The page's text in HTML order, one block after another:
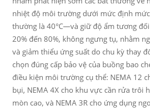
nhiệt độ môi trường dưới mức định
thường là 40°C—và giữ độ ẩm tương
20% đến 80%, không ngưng tụ, nhằm
và giảm thiểu ứng suất do chu kỳ thay
chọn đúng cấp bảo vệ của buồng bao
điều kiện môi trường cụ thể: NEMA 12
bụi, NEMA 4X cho khu vực cần rửa trôi
mòn cao, và NEMA 3R cho ứng dụng